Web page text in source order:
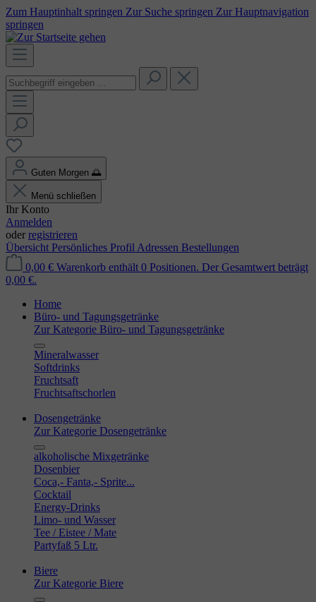
Zum Hauptinhalt springen Zur Suche springen Zur Hauptnavigation
springen
Guten Morgen 🌅
Menü schließen
Ihr Konto
Anmelden
oder registrieren
Übersicht Persönliches Profil Adressen Bestellungen
0,00 € Warenkorb enthält 0 Positionen. Der Gesamtwert beträgt
0,00 €.
Home
Büro- und Tagungsgetränke
Zur Kategorie Büro- und Tagungsgetränke
Mineralwasser
Softdrinks
Fruchtsaft
Fruchtsaftschorlen
Dosengetränke
Zur Kategorie Dosengetränke
alkoholische Mixgetränke
Dosenbier
Coca,- Fanta,- Sprite...
Cocktail
Energy-Drinks
Limo- und Wasser
Tee / Eistee / Mate
Partyfaß 5 Ltr.
Biere
Zur Kategorie Biere